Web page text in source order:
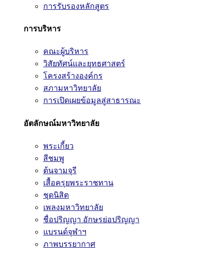
การรับรองหลักสูตร
การบริหาร
คณะผู้บริหาร
วิสัยทัศน์และยุทธศาสตร์
โครงสร้างองค์กร
สภามหาวิทยาลัย
การเปิดเผยข้อมูลสู่สาธารณะ
อัตลักษณ์มหาวิทยาลัย
พระเกี้ยว
สีชมพู
ต้นจามจุรี
เสื้อครุยพระราชทาน
ชุดนิสิต
เพลงมหาวิทยาลัย
ชื่อปริญญา อักษรย่อปริญญา
แบรนด์จุฬาฯ
ภาพบรรยากาศ